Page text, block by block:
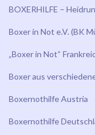
BOXERHILFE –
Boxer in Not e.V. (BK
„Boxer in Not“
Boxer aus
Boxernothilfe Austria
Boxernothilfe